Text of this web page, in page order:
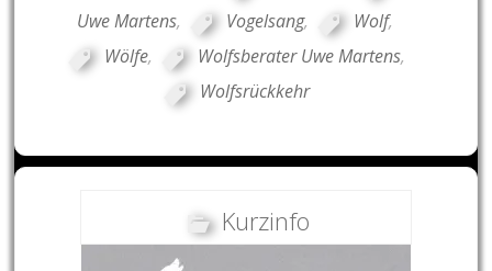
Uwe Martens, Vogelsang, Wolf,
Wölfe, Wolfsberater Uwe Martens,
Wolfsrückkehr
Kurzinfo